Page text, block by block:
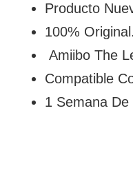
Producto
100% Original.
Amiibo The
Compatible
1 Semana